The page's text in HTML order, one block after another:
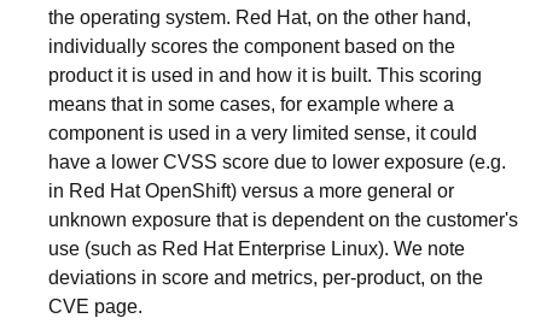
the operating system. Red Hat, on the other hand,
individually scores the component based on the
product it is used in and how it is built. This scoring
means that in some cases, for example where a
component is used in a very limited sense, it could
have a lower CVSS score due to lower exposure (e.g.
in Red Hat OpenShift) versus a more general or
unknown exposure that is dependent on the customer's
use (such as Red Hat Enterprise Linux). We note
deviations in score and metrics, per-product, on the
CVE page.